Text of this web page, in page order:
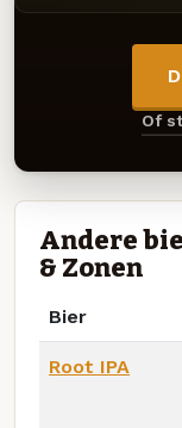
Of
Andere
& Zonen
Bier
Root IPA